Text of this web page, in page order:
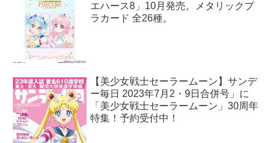
エハース8」10月発売。メタリックプ
ラカード 全26種。
【美少女戦士セーラームーン】サンデ
ー毎日 2023年7月2・9日合併号」に
「美少女戦士セーラームーン」30周年
特集！予約受付中！